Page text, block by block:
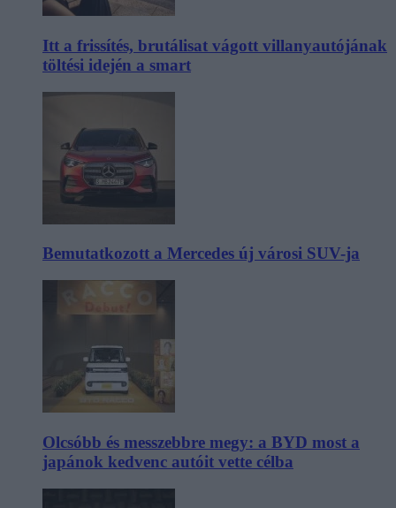
Itt a frissítés, brutálisat vágott villanyautójának
töltési idején a smart
Bemutatkozott a Mercedes új városi SUV-ja
Olcsóbb és messzebbre megy: a BYD most a
japánok kedvenc autóit vette célba